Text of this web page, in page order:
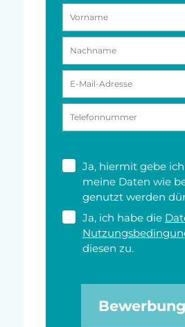
Ja, hiermit gebe
meine Daten wie
genutzt werden
Ja, ich habe die
diesen zu.